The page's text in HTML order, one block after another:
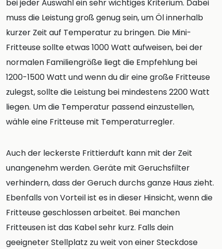
bei jeder Auswahl ein sehr wichtiges Kriterium. Dabei
muss die Leistung groß genug sein, um Öl innerhalb
kurzer Zeit auf Temperatur zu bringen. Die Mini-
Fritteuse sollte etwas 1000 Watt aufweisen, bei der
normalen Familiengröße liegt die Empfehlung bei
1200-1500 Watt und wenn du dir eine große Fritteuse
zulegst, sollte die Leistung bei mindestens 2200 Watt
liegen. Um die Temperatur passend einzustellen,
wähle eine Fritteuse mit Temperaturregler.
Auch der leckerste Frittierduft kann mit der Zeit
unangenehm werden. Geräte mit Geruchsfilter
verhindern, dass der Geruch durchs ganze Haus zieht.
Ebenfalls von Vorteil ist es in dieser Hinsicht, wenn die
Fritteuse geschlossen arbeitet. Bei manchen
Fritteusen ist das Kabel sehr kurz. Falls dein
geeigneter Stellplatz zu weit von einer Steckdose